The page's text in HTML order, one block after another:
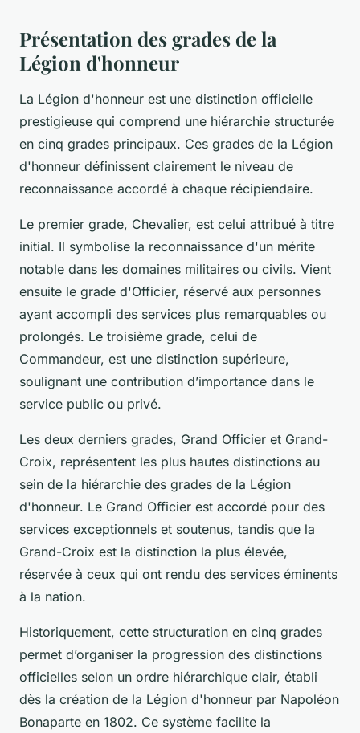
Présentation des grades de la
Légion d'honneur
La Légion d'honneur est une distinction officielle
prestigieuse qui comprend une hiérarchie structurée
en cinq grades principaux. Ces grades de la Légion
d'honneur définissent clairement le niveau de
reconnaissance accordé à chaque récipiendaire.
Le premier grade, Chevalier, est celui attribué à titre
initial. Il symbolise la reconnaissance d'un mérite
notable dans les domaines militaires ou civils. Vient
ensuite le grade d'Officier, réservé aux personnes
ayant accompli des services plus remarquables ou
prolongés. Le troisième grade, celui de
Commandeur, est une distinction supérieure,
soulignant une contribution d’importance dans le
service public ou privé.
Les deux derniers grades, Grand Officier et Grand-
Croix, représentent les plus hautes distinctions au
sein de la hiérarchie des grades de la Légion
d'honneur. Le Grand Officier est accordé pour des
services exceptionnels et soutenus, tandis que la
Grand-Croix est la distinction la plus élevée,
réservée à ceux qui ont rendu des services éminents
à la nation.
Historiquement, cette structuration en cinq grades
permet d’organiser la progression des distinctions
officielles selon un ordre hiérarchique clair, établi
dès la création de la Légion d'honneur par Napoléon
Bonaparte en 1802. Ce système facilite la